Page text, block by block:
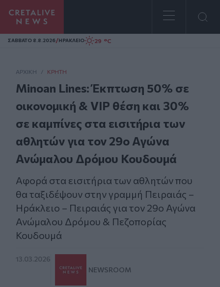
Homepage
ΣAΒΒΑΤΟ 8.8.2026/ΗΡΑΚΛΕΙΟ 29 °C
ΑΡΧΙΚΗ / ΚΡΉΤΗ
Minoan Lines: Έκπτωση 50% σε
οικονομική & VIP θέση και 30%
σε καμπίνες στα εισιτήρια των
αθλητών για τον 29ο Αγώνα
Ανώμαλου Δρόμου Κουδουμά
Αφορά στα εισιτήρια των αθλητών που
θα ταξιδέψουν στην γραμμή Πειραιάς –
Ηράκλειο – Πειραιάς για τον 29ο Αγώνα
Ανώμαλου Δρόμου & Πεζοπορίας
Κουδουμά
13.03.2026
NEWSROOM